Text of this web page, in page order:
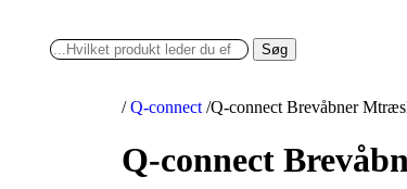
Søg
/ Q-connect /Q-connect Brevåbner
Q-connect